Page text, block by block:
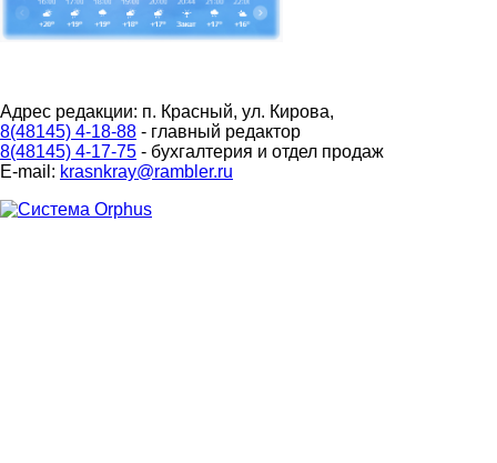
Адрес редакции: п. Красный, ул. Кирова,
8(48145) 4-18-88 - главный редактор
8(48145) 4-17-75 - бухгалтерия и отдел продаж
E-mail: krasnkray@rambler.ru